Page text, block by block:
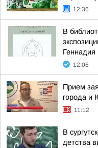
12:36
В
12:06
Прием
города и
11:12
В
детства